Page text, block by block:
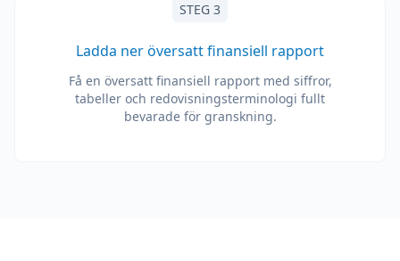
STEG 3
Ladda ner översatt finansiell rapport
Få en översatt finansiell rapport med siffror,
tabeller och redovisningsterminologi fullt
bevarade för granskning.